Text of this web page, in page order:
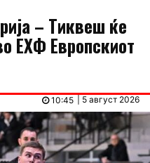
– Тиквеш ќе
ЕХФ Европскиот
| 5 август 2026
10:45